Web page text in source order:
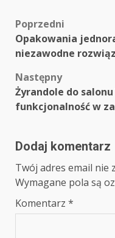
Zobacz
wpisy
Poprzedni
Opakowania
niezawodne
Następny
Żyrandole do
funkcjonalność w
Dodaj komentarz
Twój adres email nie
Wymagane pola są
Komentarz *